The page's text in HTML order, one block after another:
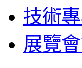
技術
展覽